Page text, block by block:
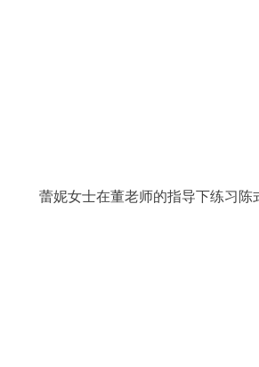
蕾妮女士在董老师的指导下练习陈